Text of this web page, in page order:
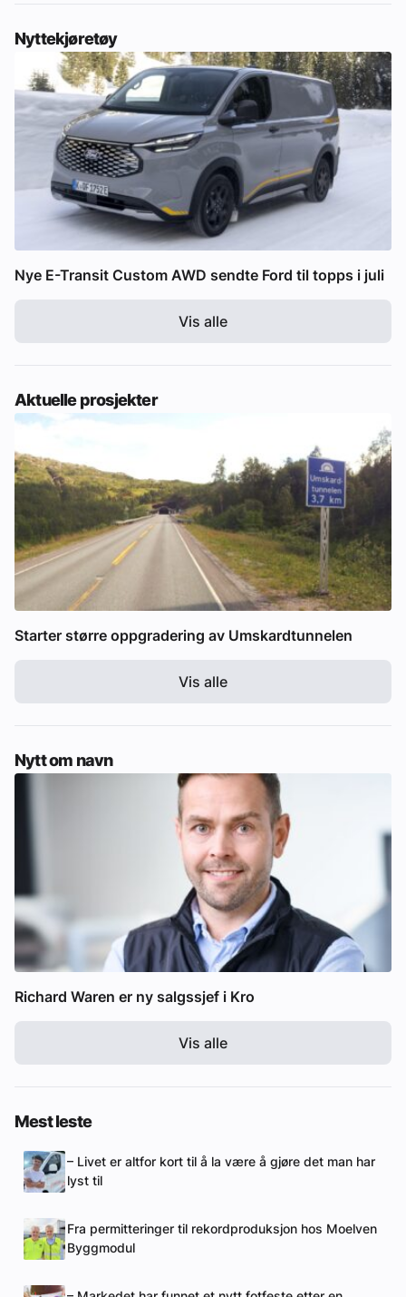
Nyttekjøretøy
Nye E-Transit Custom AWD sendte Ford til topps i juli
Vis alle
Aktuelle prosjekter
Starter større oppgradering av Umskardtunnelen
Vis alle
Nytt om navn
Richard Waren er ny salgssjef i Kro
Vis alle
Mest leste
– Livet er altfor kort til å la være å gjøre det man har
lyst til
Fra permitteringer til rekordproduksjon hos Moelven
Byggmodul